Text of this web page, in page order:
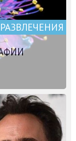
РАЗВЛЕЧЕНИЯ